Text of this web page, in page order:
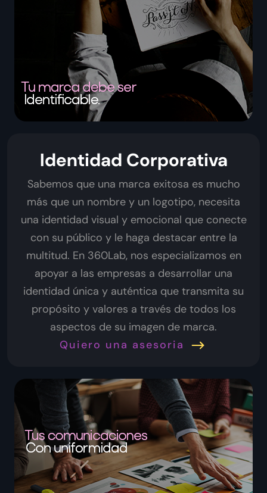
Identidad Corporativa
Sabemos que una marca exitosa es mucho
más que un nombre y un logotipo, necesita
una identidad visual y emocional que conecte
con su público y le haga destacar entre la
multitud. En 360Lab, nos especializamos en
apoyar a las empresas a desarrollar una
identidad única y auténtica que transmita su
propósito y valores a través de todos los
aspectos de su imagen de marca.
Quiero una asesoria